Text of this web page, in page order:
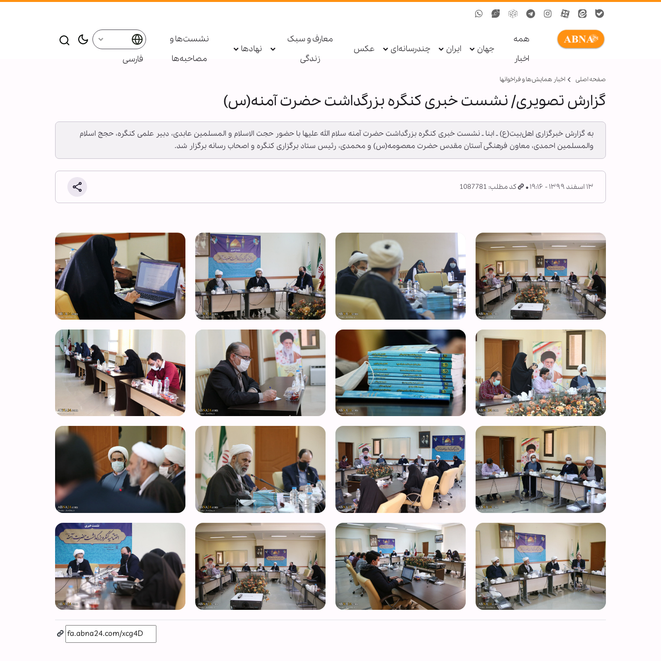
همه
اخبار
جهان ایران چندرسانه‌ای عکس
معارف و سبک
زندگی
نهادها
نشست‌ها و
مصاحبه‌ها
فارسی
صفحه اصلی اخبار همايش‌ها و فراخوان‏ها
گزارش تصویری/ نشست خبری کنگره بزرگداشت حضرت آمنه(س)
به گزارش خبرگزاری اهل‌بیت(ع) ـ ابنا ـ نشست خبری کنگره بزرگداشت حضرت آمنه سلام الله علیها با حضور حجت الاسلام و المسلمین عابدی، دبیر علمی کنگره، حجج اسلام
والمسلمین احمدی، معاون فرهنگی آستان مقدس حضرت معصومه(س) و محمدی، رئیس ستاد برگزاری کنگره و اصحاب رسانه برگزار شد.
۱۳ اسفند ۱۳۹۹ - ۱۹:۱۶ کد مطلب: 1087781